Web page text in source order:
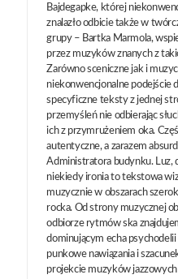
Bajdegapke, której
znalazło odbicie także w
grupy – Bartka Marmola,
przez muzyków znanych z
Zarówno sceniczne jak i
niekonwencjonalne podejście
specyficzne teksty z jednej
przemyśleń nie odbierając
ich z przymrużeniem oka.
autentyczne, a zarazem
Administratora budynku. Luz,
niekiedy ironia to tekstowa
muzycznie w obszarach
rocka. Od strony muzycznej
odbiorze rytmów ska
dominującym echa
punkowe nawiązania i
projekcie muzyków